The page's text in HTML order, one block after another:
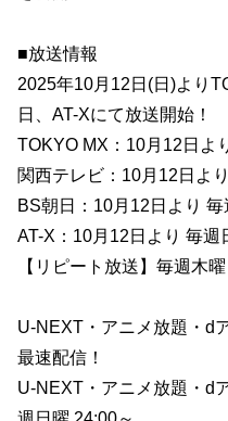
■放送情報
2025年10月12日(日)より
日、AT-Xにて放送開始！
TOKYO MX：10月12日よ
関西テレビ：10月12日よ
BS朝日：10月12日より
AT-X：10月12日より 毎週
【リピート放送】毎週木
U-NEXT・アニメ放題・d
最速配信！
U-NEXT・アニメ放題・d